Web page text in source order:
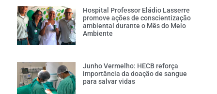
Hospital Professor Eládio Lasserre
promove ações de conscientização
ambiental durante o Mês do Meio
Ambiente
Junho Vermelho: HECB reforça
importância da doação de sangue
para salvar vidas